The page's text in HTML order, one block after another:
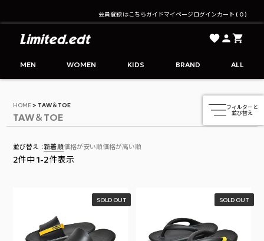
会員登録はこちらガイドマイページログインカート 0
Limited.edt - リミテッドエディション公式オンライ
MEN WOMEN KIDS BRAND ALL
HOME TAW＆TOE
TAW＆TOE
並び替え 新着順価格が安い順価格が高い順
2件中1-2件表示
SOLD OUT SOLD OUT